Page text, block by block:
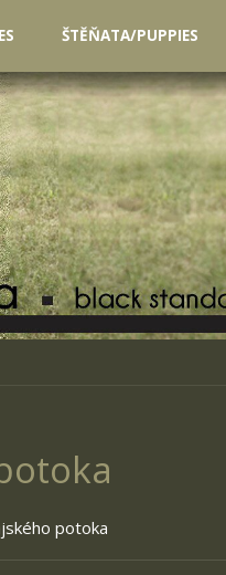
ŠTĚŇATA/PUPPIES
potoka